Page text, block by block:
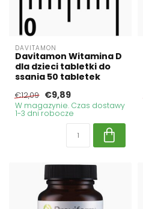
DAVITAMON
Davitamon Witamina D
dla dzieci tabletki do
ssania 50 tabletek
€12,09 €9,89
W magazynie. Czas dostawy
1-3 dni robocze